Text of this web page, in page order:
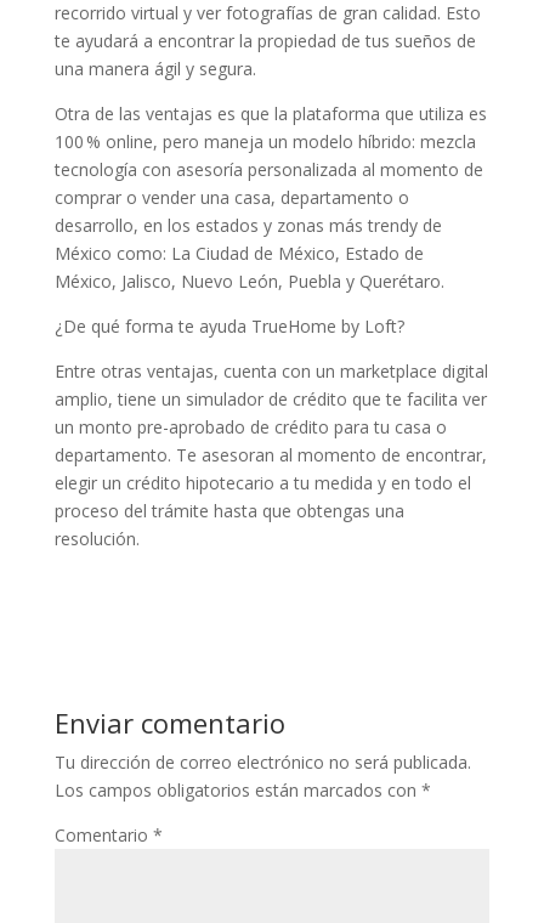
recorrido virtual y ver fotografías de gran calidad. Esto
te ayudará a encontrar la propiedad de tus sueños de
una manera ágil y segura.
Otra de las ventajas es que la plataforma que utiliza es
100 % online, pero maneja un modelo híbrido: mezcla
tecnología con asesoría personalizada al momento de
comprar o vender una casa, departamento o
desarrollo, en los estados y zonas más trendy de
México como: La Ciudad de México, Estado de
México, Jalisco, Nuevo León, Puebla y Querétaro.
¿De qué forma te ayuda TrueHome by Loft?
Entre otras ventajas, cuenta con un marketplace digital
amplio, tiene un simulador de crédito que te facilita ver
un monto pre-aprobado de crédito para tu casa o
departamento. Te asesoran al momento de encontrar,
elegir un crédito hipotecario a tu medida y en todo el
proceso del trámite hasta que obtengas una
resolución.
Enviar comentario
Tu dirección de correo electrónico no será publicada.
Los campos obligatorios están marcados con *
Comentario *